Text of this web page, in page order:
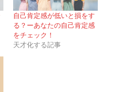
自己肯定感が低いと損をす
る？ーあなたの自己肯定感
をチェック！
天才化する記事